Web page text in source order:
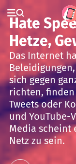
Hate
Hetze,
Das Internet
sich gegen
richten,
Tweets oder
und YouTube-
Media scheint
Netz zu sein.